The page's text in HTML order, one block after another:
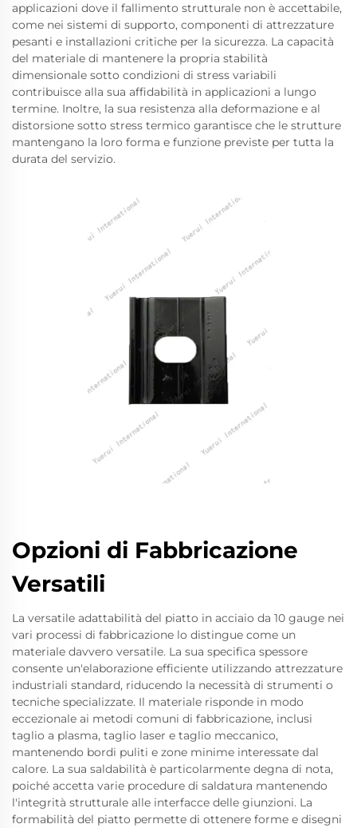
applicazioni dove il fallimento strutturale non è accettabile,
come nei sistemi di supporto, componenti di attrezzature
pesanti e installazioni critiche per la sicurezza. La capacità
del materiale di mantenere la propria stabilità
dimensionale sotto condizioni di stress variabili
contribuisce alla sua affidabilità in applicazioni a lungo
termine. Inoltre, la sua resistenza alla deformazione e al
distorsione sotto stress termico garantisce che le strutture
mantengano la loro forma e funzione previste per tutta la
durata del servizio.
Opzioni di Fabbricazione
Versatili
La versatile adattabilità del piatto in acciaio da 10 gauge nei
vari processi di fabbricazione lo distingue come un
materiale davvero versatile. La sua specifica spessore
consente un'elaborazione efficiente utilizzando attrezzature
industriali standard, riducendo la necessità di strumenti o
tecniche specializzate. Il materiale risponde in modo
eccezionale ai metodi comuni di fabbricazione, inclusi
taglio a plasma, taglio laser e taglio meccanico,
mantenendo bordi puliti e zone minime interessate dal
calore. La sua saldabilità è particolarmente degna di nota,
poiché accetta varie procedure di saldatura mantenendo
l'integrità strutturale alle interfacce delle giunzioni. La
formabilità del piatto permette di ottenere forme e disegni